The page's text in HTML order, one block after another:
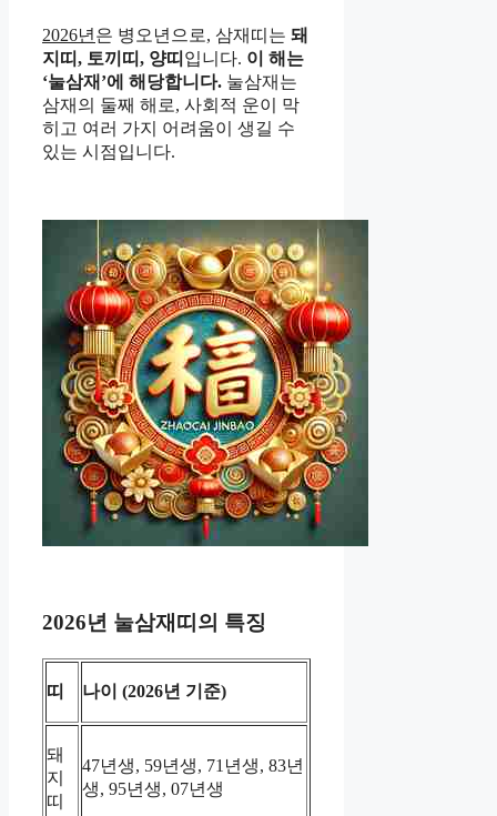
2026년 은 병오년으로, 삼재띠는 돼
지띠, 토끼띠, 양띠 입니다. 이 해는
‘눌삼재’에 해당합니다. 눌삼재는
삼재의 둘째 해로, 사회적 운이 막
히고 여러 가지 어려움이 생길 수
있는 시점입니다.
2026년 눌삼재띠의 특징
띠 나이 (2026년 기준)
돼
지
띠
47년생, 59년생, 71년생, 83년
생, 95년생, 07년생